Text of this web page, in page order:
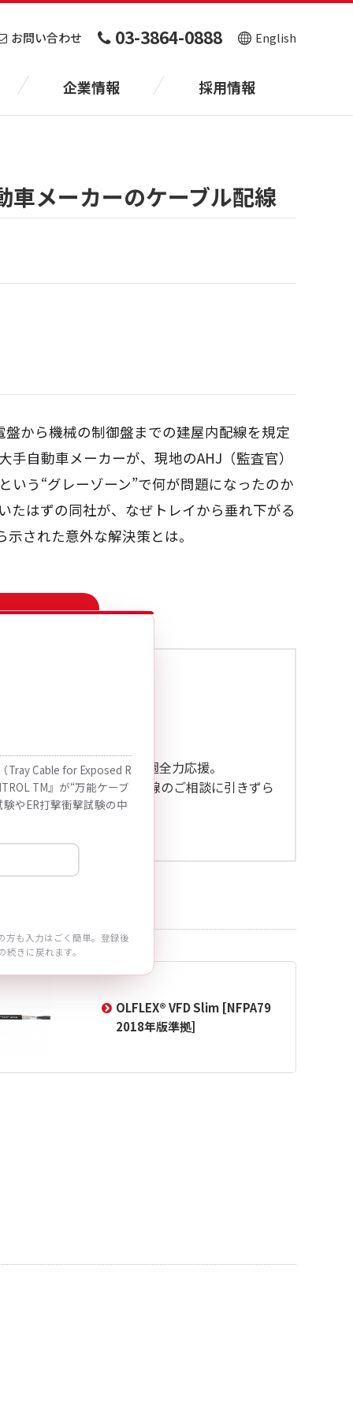
お問い合わせ 03-3864-0888 English
企業情報 採用情報
車メーカーのケーブル配線
から機械の制御盤までの建屋内配線を規定
自動車メーカーが、現地のAHJ（監査官）
いう“グレーゾーン”で何が問題になったのか
たはずの同社が、なぜトレイから垂れ下がる
された意外な解決策とは。
Tray Cable for Exposed R
TM』が“万能ケーブ
やER打撃衝撃試験の中
方も入力はごく簡単。登録後
きに戻れます。
でチームが勝つべく毎週全力応援。
敗戦をお客様の機械配線のご相談に引きずら
おります。
OLFLEX® VFD Slim [NFPA79
2018年版準拠]